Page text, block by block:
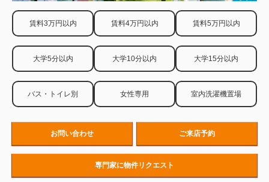
賃料3万円以内 賃料4万円以内 賃料5万円以内
大学5分以内 大学10分以内 大学15分以内
バス・トイレ別 女性専用 室内洗濯機置場
お問い合わせ ご来店予約
専門家に物件リクエスト